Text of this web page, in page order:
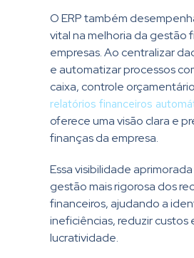
O ERP também
vital na melhoria da gestão
empresas. Ao centralizar
e automatizar processos
caixa, controle
relatórios financeiros
oferece uma visão clara e
finanças da empresa.
Essa visibilidade
gestão mais rigorosa dos
financeiros, ajudando a
ineficiências, reduzir custos
lucratividade.